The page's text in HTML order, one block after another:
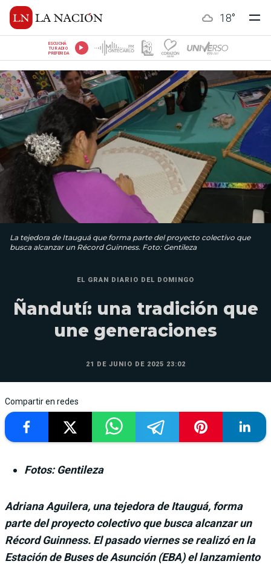
18°
ESCUCHÁ
TU RADIO
PREFERIDA
La tejedora de Itauguá que forma parte del proyecto colectivo que
busca alcanzar un Récord Guinness. Foto: Gentileza
EL GRAN DIARIO DEL DOMINGO
Ñandutí: una tradición que
une generaciones
21 DE JUNIO DE 2025 23:02
Compartir en redes
Fotos: Gentileza
Adriana Aguilera, una tejedora de Itauguá, forma
parte del proyecto colectivo que busca alcanzar un
Récord Guinness. El pasado viernes se realizó en la
Estación de Buses de Asunción (EBA) el lanzamiento